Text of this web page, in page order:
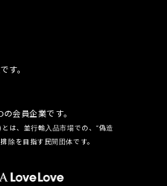
す。
会員企業です。
は、並行輸入品市場での、“偽造
除を目指す民間団体です。